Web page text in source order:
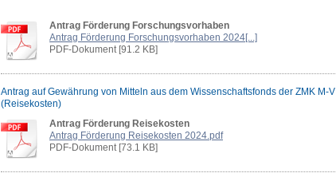
Antrag Förderung Forschungsvorhaben
Antrag Förderung Forschungsvorhaben 2024[...]
PDF-Dokument [91.2 KB]
Antrag auf Gewährung von Mitteln aus dem Wissenschaftsfonds der ZMK M-V
(Reisekosten)
Antrag Förderung Reisekosten
Antrag Förderung Reisekosten 2024.pdf
PDF-Dokument [73.1 KB]